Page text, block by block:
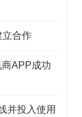
立合作
APP成功
并投入使用